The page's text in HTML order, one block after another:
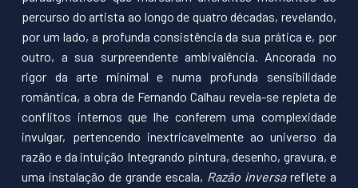
percurso do artista ao longo de quatro décadas, revelando,
por um lado, a profunda consistência da sua prática e, por
outro, a sua surpreendente ambivalência. Ancorada no
rigor da arte minimal e numa profunda sensibilidade
romântica, a obra de Fernando Calhau revela-se repleta de
conflitos internos que lhe conferem uma complexidade
invulgar, pertencendo inextricavelmente ao universo da
razão e da intuição Integrando pintura, desenho, gravura, e
uma instalação de grande escala, Razão inversareflete a